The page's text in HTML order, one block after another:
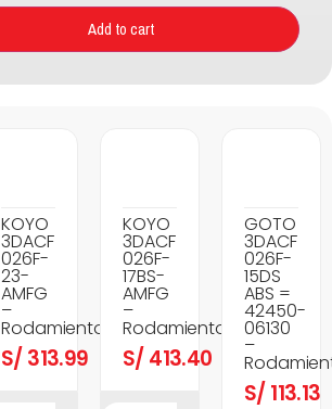
Add to cart
KOYO
3DACF
026F-
23-
AMFG
–
Rodamientos
S/ 313.99
KOYO
3DACF
026F-
17BS-
AMFG
–
Rodamientos
S/ 413.40
GOTO
3DACF
026F-
15DS
ABS =
42450-
06130
–
S/ 113.13